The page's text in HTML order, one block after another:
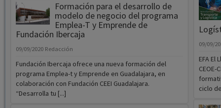
Formación para el desarrollo de
modelo de negocio del programa
Emplea-T y Emprende de
Fundación Ibercaja
09/09/2020 Redacción
Fundación Ibercaja ofrece una nueva formación del
programa Emplea-t y Emprende en Guadalajara, en
colaboración con Fundación CEEI Guadalajara.
“Desarrolla tu [...]
09/09/
EFA El
CEOE-
ciclo